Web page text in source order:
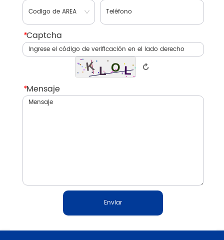
*Captcha
↻
*Mensaje
Enviar